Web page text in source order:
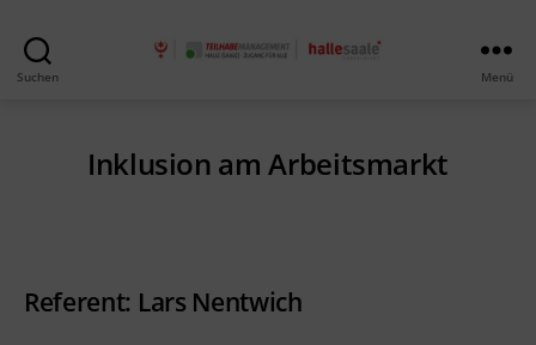
Suchen Menü
Inklusion am Arbeitsmarkt
Referent: Lars Nentwich